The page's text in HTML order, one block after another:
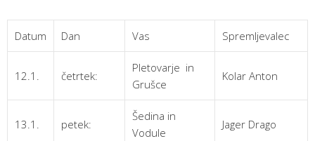
Datum Dan Vas Spremljevalec
12.1. četrtek:
Pletovarje in
Grušce
Kolar Anton
13.1. petek:
Šedina in
Vodule
Jager Drago